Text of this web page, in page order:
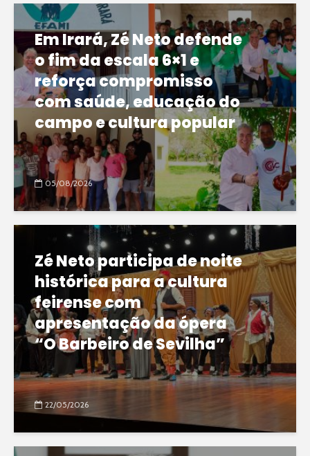
Em Irará, Zé Neto defende
o fim da escala 6×1 e
reforça compromisso
com saúde, educação do
campo e cultura popular
05/08/2026
Zé Neto participa de noite
histórica para a cultura
feirense com
apresentação da ópera
“O Barbeiro de Sevilha”
22/05/2026